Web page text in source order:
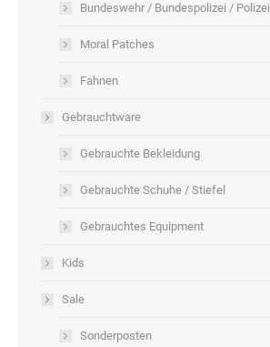
Bundeswehr / Bundespolizei / Polizei
Moral Patches
Fahnen
Gebrauchtware
Gebrauchte Bekleidung
Gebrauchte Schuhe / Stiefel
Gebrauchtes Equipment
Kids
Sale
Sonderposten